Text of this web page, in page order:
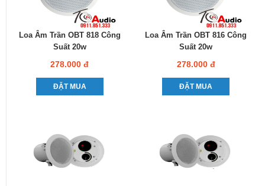
Loa Âm Trần OBT 818 Công
Suất 20w
278.000 đ
ĐẶT MUA
Loa Âm Trần OBT 816 Công
Suất 20w
278.000 đ
ĐẶT MUA